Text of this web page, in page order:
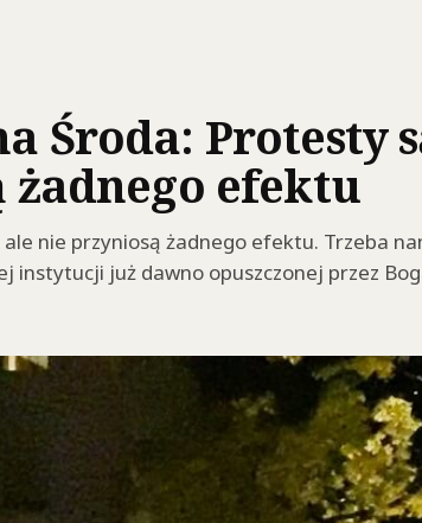
Środa: Protesty
żadnego efektu
nie przyniosą żadnego efektu. Trzeba
już dawno opuszczonej przez